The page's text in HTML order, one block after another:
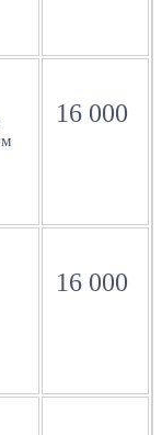
16 000
16 000